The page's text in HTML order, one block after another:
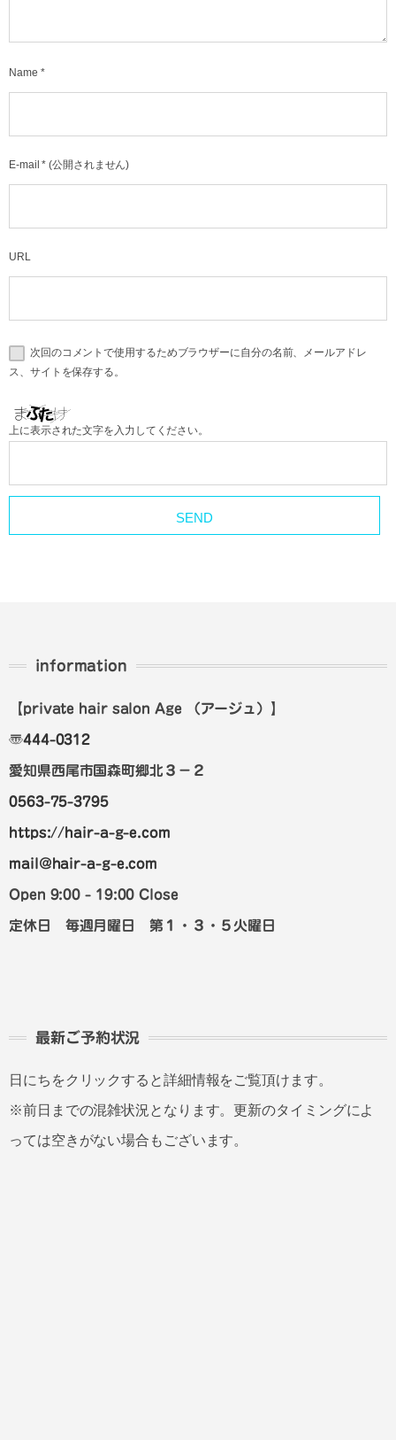
Name *
E-mail * (公開されません)
URL
次回のコメントで使用するためブラウザーに自分の名前、メールアドレ
ス、サイトを保存する。
上に表示された文字を入力してください。
information
【private hair salon Age （アージュ） 】
〠444-0312
愛知県西尾市国森町郷北３－２
0563-75-3795
https://hair-a-g-e.com
mail@hair-a-g-e.com
Open 9:00 - 19:00 Close
定休日 毎週月曜日 第１・３・５火曜日
最新ご予約状況
日にちをクリックすると詳細情報をご覧頂けます。
※前日までの混雑状況となります。更新のタイミングによ
っては空きがない場合もございます。